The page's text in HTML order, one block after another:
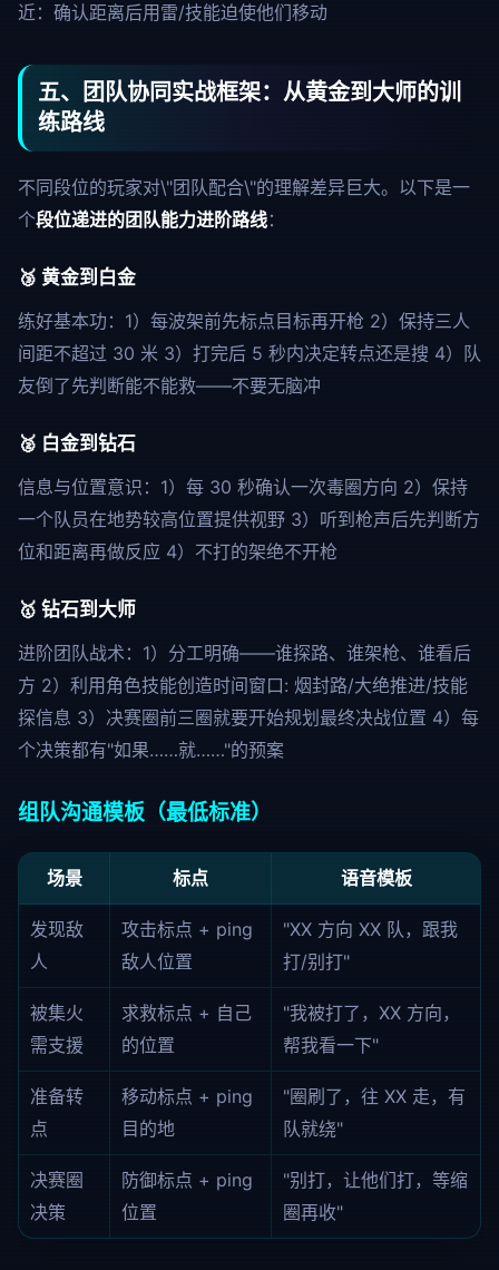
近：确认距离后用雷/技能迫使他们移动
五、团队协同实战框架：从黄金到大师的训
练路线
不同段位的玩家对\"团队配合\"的理解差异巨大。以下是一
个段位递进的团队能力进阶路线：
🥉 黄金到白金
练好基本功：1）每波架前先标点目标再开枪 2）保持三人
间距不超过 30 米 3）打完后 5 秒内决定转点还是搜 4）队
友倒了先判断能不能救——不要无脑冲
🥈 白金到钻石
信息与位置意识：1）每 30 秒确认一次毒圈方向 2）保持
一个队员在地势较高位置提供视野 3）听到枪声后先判断方
位和距离再做反应 4）不打的架绝不开枪
🥇 钻石到大师
进阶团队战术：1）分工明确——谁探路、谁架枪、谁看后
方 2）利用角色技能创造时间窗口: 烟封路/大绝推进/技能
探信息 3）决赛圈前三圈就要开始规划最终决战位置 4）每
个决策都有"如果……就……"的预案
组队沟通模板（最低标准）
场景 标点 语音模板
发现敌
人
攻击标点 + ping
敌人位置
"XX 方向 XX 队，跟我
打/别打"
被集火
需支援
求救标点 + 自己
的位置
"我被打了，XX 方向，
帮我看一下"
准备转
点
移动标点 + ping
目的地
"圈刷了，往 XX 走，有
队就绕"
决赛圈
决策
防御标点 + ping
位置
"别打，让他们打，等缩
圈再收"